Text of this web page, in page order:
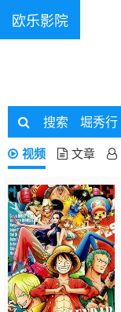
欧乐影院
搜索 堀秀行
视频 文章